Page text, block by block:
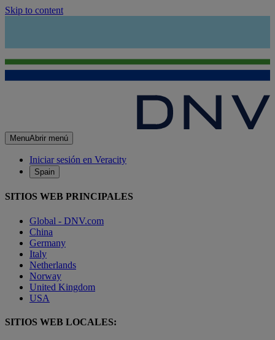
Skip to content
MenuAbrir menú
Iniciar sesión en Veracity
Spain
SITIOS WEB PRINCIPALES
Global - DNV.com
China
Germany
Italy
Netherlands
Norway
United Kingdom
USA
SITIOS WEB LOCALES: